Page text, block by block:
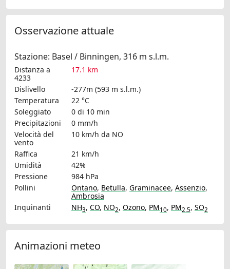
Osservazione attuale
Stazione: Basel / Binningen, 316 m s.l.m.
Distanza a
4233
17.1 km
Dislivello
-277m (593 m s.l.m.)
Temperatura
22 °C
Soleggiato
0 di 10 min
Precipitazioni
0 mm/h
Velocità del
vento
10 km/h da NO
Raffica
21 km/h
Umidità
42%
Pressione
984 hPa
Pollini
Ontano, Betulla, Graminacee, Assenzio,
Ambrosia
Inquinanti
NH3, CO, NO2, Ozono, PM10, PM2.5, SO2
Animazioni meteo